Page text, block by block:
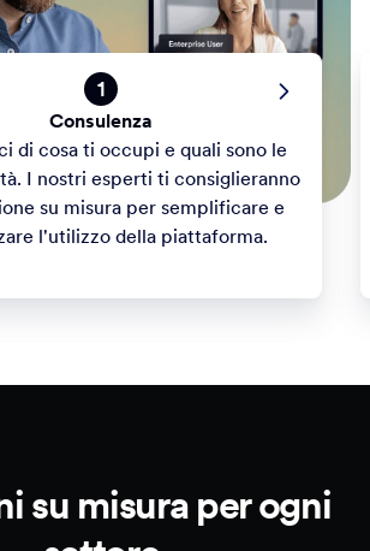
1
Consulenza
di cosa ti occupi e quali sono le
I nostri esperti ti consiglieranno
su misura per semplificare e
l'utilizzo della piattaforma.
su misura per ogni
settore